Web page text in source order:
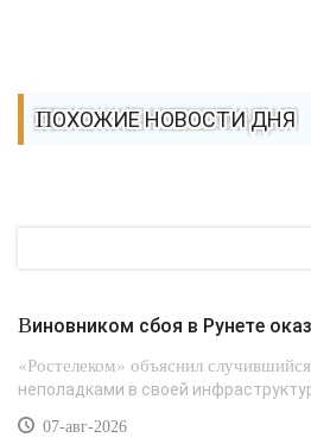
ПОХОЖИЕ НОВОСТИ ДНЯ
Виновником сбоя в Рунете
«Ростелеком» объяснил
неполадками в своей
07-авг-2026